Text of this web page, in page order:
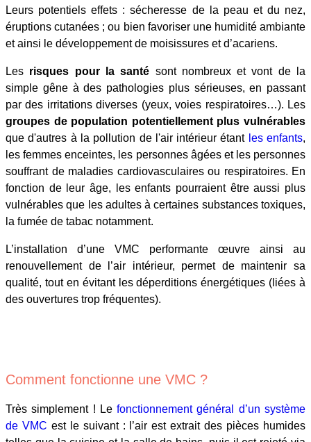
Leurs potentiels effets : sécheresse de la peau et du nez,
éruptions cutanées ; ou bien favoriser une humidité ambiante
et ainsi le développement de moisissures et d’acariens.
Les risques pour la santé sont nombreux et vont de la
simple gêne à des pathologies plus sérieuses, en passant
par des irritations diverses (yeux, voies respiratoires…). Les
groupes de population potentiellement plus vulnérables
que d'autres à la pollution de l'air intérieur étant les enfants,
les femmes enceintes, les personnes âgées et les personnes
souffrant de maladies cardiovasculaires ou respiratoires. En
fonction de leur âge, les enfants pourraient être aussi plus
vulnérables que les adultes à certaines substances toxiques,
la fumée de tabac notamment.
L’installation d’une VMC performante œuvre ainsi au
renouvellement de l’air intérieur, permet de maintenir sa
qualité, tout en évitant les déperditions énergétiques (liées à
des ouvertures trop fréquentes).
Comment fonctionne une VMC ?
Très simplement ! Lefonctionnement général d’un système
de VMC est le suivant : l’air est extrait des pièces humides